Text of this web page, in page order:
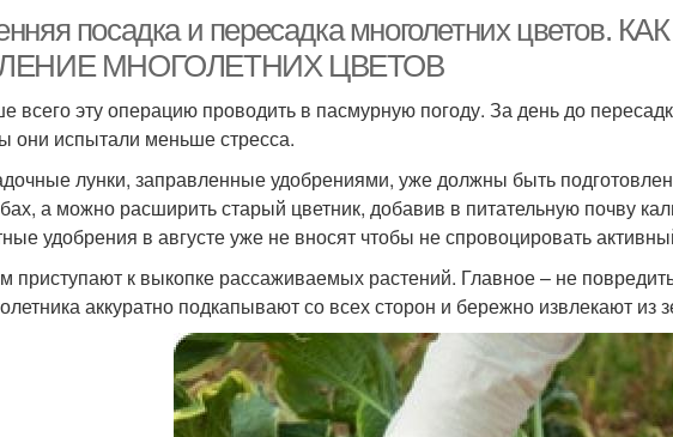
посадка и пересадка многолетних цветов.
МНОГОЛЕТНИХ ЦВЕТОВ
всего эту операцию проводить в пасмурную погоду. За день до
они испытали меньше стресса.
лунки, заправленные удобрениями, уже должны быть
а можно расширить старый цветник, добавив в питательную почву
удобрения в августе уже не вносят чтобы не спровоцировать
приступают к выкопке рассаживаемых растений. Главное – не
аккуратно подкапывают со всех сторон и бережно извлекают из